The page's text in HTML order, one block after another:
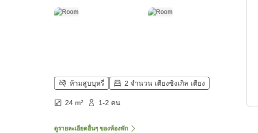
ห้ามสูบบุหรี่ 2 จำนวน เตียงซิงเกิล เตียง
24 m² 1-2 คน
ดูรายละเอียดอื่นๆ ของห้องพัก